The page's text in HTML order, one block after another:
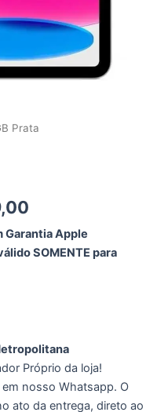
Prata
preço
atual
Garantia Apple
SOMENTE para
Próprio da loja!
nosso Whatsapp. O
ato da entrega, direto ao